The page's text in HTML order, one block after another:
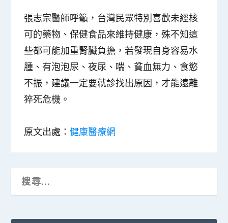
張志宗醫師呼籲，台灣民眾特別喜歡未經核
可的藥物、保健食品來維持健康，殊不知這
些都可能加重腎臟負擔，若發現自身容易水
腫、有泡泡尿、夜尿、喘、貧血無力、食慾
不振，建議一定要就診找出原因，才能遠離
猝死危機。
原文出處：健康醫療網